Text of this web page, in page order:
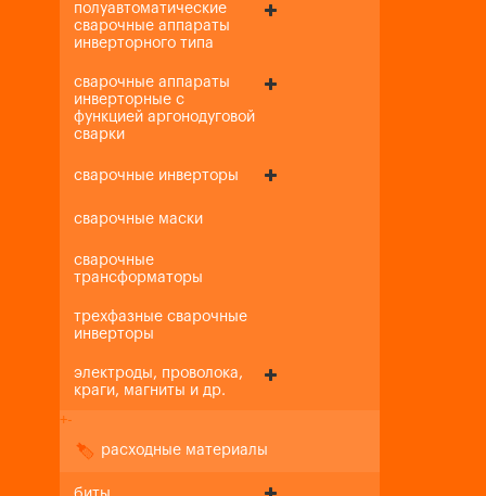
полуавтоматические
сварочные аппараты
инверторного типа
сварочные аппараты
инверторные с
функцией аргонодуговой
сварки
сварочные инверторы
сварочные маски
сварочные
трансформаторы
трехфазные сварочные
инверторы
электроды, проволока,
краги, магниты и др.
+-
расходные материалы